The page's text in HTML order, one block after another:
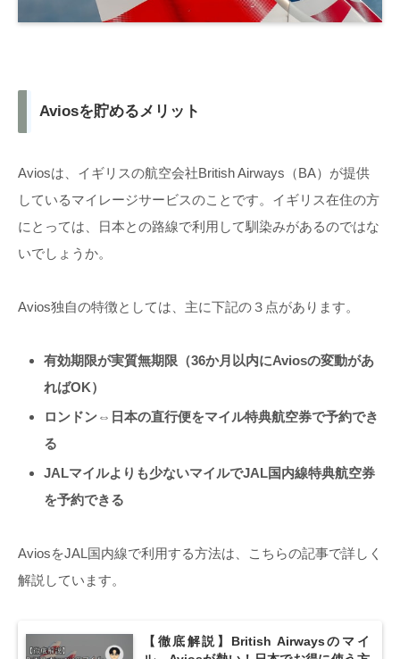
Aviosを貯めるメリット
Aviosは、イギリスの航空会社British Airways（BA）が提供
しているマイレージサービスのことです。イギリス在住の方
にとっては、日本との路線で利用して馴染みがあるのではな
いでしょうか。
Avios独自の特徴としては、主に下記の３点があります。
有効期限が実質無期限（36か月以内にAviosの変動があ
ればOK）
ロンドン⇔日本の直行便をマイル特典航空券で予約でき
る
JALマイルよりも少ないマイルでJAL国内線特典航空券
を予約できる
AviosをJAL国内線で利用する方法は、こちらの記事で詳しく
解説しています。
【徹底解説】British Airwaysのマイ